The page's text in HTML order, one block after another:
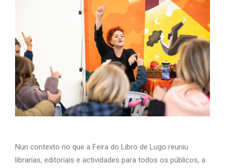
Nun contexto no que a Feira do Libro de Lugo reuniu
librarías, editoriais e actividades para todos os públicos, a